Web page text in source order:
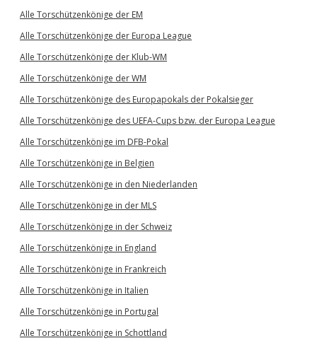
Alle Torschützenkönige der EM
Alle Torschützenkönige der Europa League
Alle Torschützenkönige der Klub-WM
Alle Torschützenkönige der WM
Alle Torschützenkönige des Europapokals der Pokalsieger
Alle Torschützenkönige des UEFA-Cups bzw. der Europa League
Alle Torschützenkönige im DFB-Pokal
Alle Torschützenkönige in Belgien
Alle Torschützenkönige in den Niederlanden
Alle Torschützenkönige in der MLS
Alle Torschützenkönige in der Schweiz
Alle Torschützenkönige in England
Alle Torschützenkönige in Frankreich
Alle Torschützenkönige in Italien
Alle Torschützenkönige in Portugal
Alle Torschützenkönige in Schottland